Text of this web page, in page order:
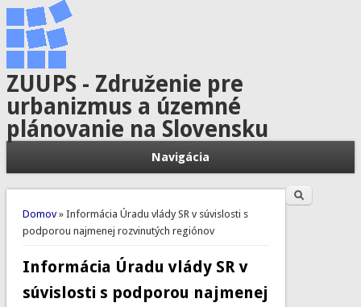
ZUUPS - Združenie pre
urbanizmus a územné
plánovanie na Slovensku
Navigácia
Nachádzate sa tu
Domov» Informácia Úradu vlády SR v súvislosti s
podporou najmenej rozvinutých regiónov
Informácia Úradu vlády SR v
súvislosti s podporou najmenej
Vyhľadávanie Hľadať